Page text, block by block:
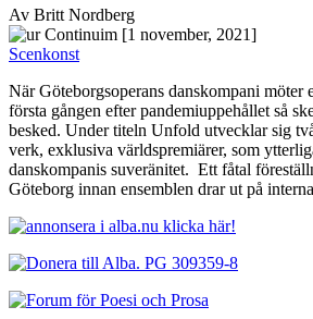
Av Britt Nordberg
[1 november, 2021]
Scenkonst
När Göteborgsoperans danskompani
första gången efter pandemiuppehållet så
besked. Under titeln Unfold utvecklar sig
verk, exklusiva världspremiärer, som
danskompanis suveränitet. Ett fåtal
Göteborg innan ensemblen drar ut på